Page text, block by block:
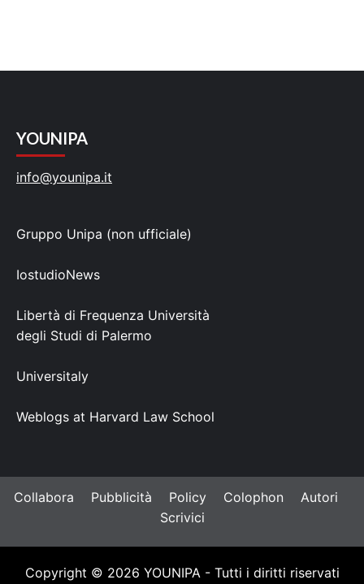
YOUNIPA
info@younipa.it
Gruppo Unipa (non ufficiale)
IostudioNews
Libertà di Frequenza Università
degli Studi di Palermo
Universitaly
Weblogs at Harvard Law School
Collabora Pubblicità Policy Colophon
Autori
Scrivici
Copyright © 2026 YOUNIPA - Tutti i diritti riservati